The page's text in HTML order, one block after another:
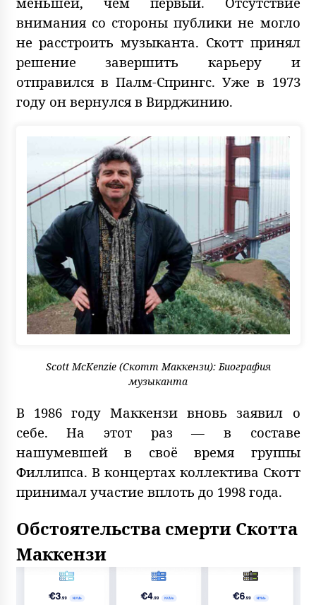
внимания со стороны публики не могло
не расстроить музыканта. Скотт принял
решение завершить карьеру и
отправился в Палм-Спрингс. Уже в 1973
году он вернулся в Вирджинию.
Scott McKenzie (Скотт Маккензи): Биография
музыканта
В 1986 году Маккензи вновь заявил о
себе. На этот раз — в составе
нашумевшей в своё время группы
Филлипса. В концертах коллектива Скотт
принимал участие вплоть до 1998 года.
Обстоятельства смерти Скотта
Маккензи